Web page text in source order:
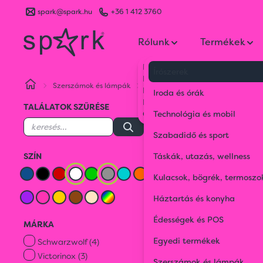
spark@spark.hu +36 1 412 3760
Rólunk
Kik vagyunk
Kapcsolat
Blog
Karrier
Gyakran Ismételt Kérdések
Termékek
Iroda és órák
Technológia és mobil
Szabadidő és sport
Táskák, utazás, wellness
Kulacsok, bögrék,
Háztartás és konyha
Édességek és POS
Egyedi termékek
Szerszámok és lámpák
TALÁLATOK SZŰRÉSE
SZÍN
MÁRKA
Schwarzwolf (4)
Victorinox (3)
Fehér